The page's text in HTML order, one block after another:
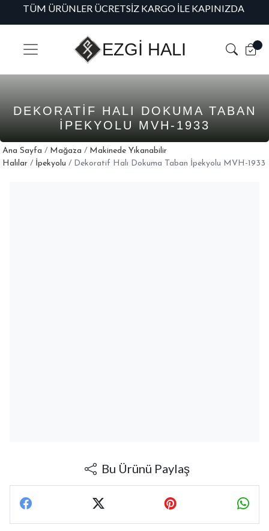
TÜM ÜRÜNLER ÜCRETSIZ KARGO İLE KAPINIZDA
EZGİ HALI
DEKORATIF HALI DOKUMA TABAN
İPEKYOLU MVH-1933
Ana Sayfa / Mağaza / Makinede Yıkanabilir
Halılar / İpekyolu / Dekoratif Halı Dokuma Taban İpekyolu MVH-1933
Bu Ürünü Paylaş